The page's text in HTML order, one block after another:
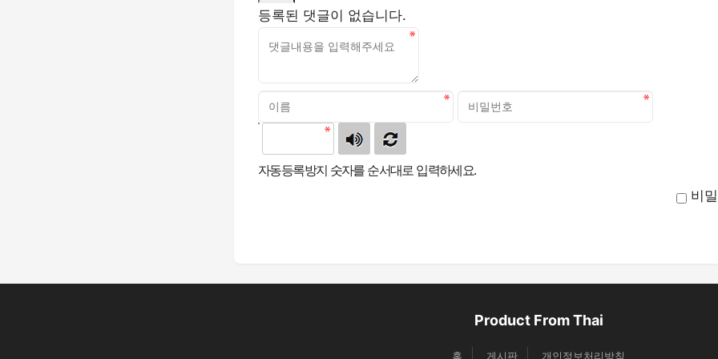
등록된 댓글이 없습니다.
자동등록방지 숫자를 순서대로 입력하세요.
비
Product From Thai
홈 게시판 개인정보처리방침